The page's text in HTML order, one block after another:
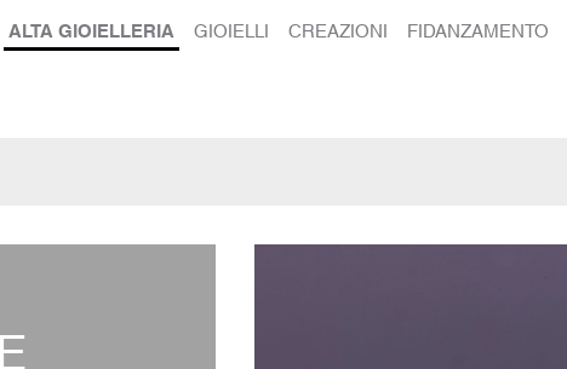
ALTA GIOIELLERIA GIOIELLI CREAZIONI FIDANZAMENTO